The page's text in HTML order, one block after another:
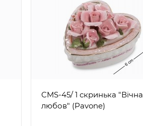
CMS-45/ 1 скринька "Вічна
любов" (Pavone)